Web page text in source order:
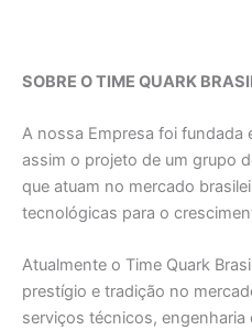
SOBRE O TIME QUARK
A nossa Empresa foi fundada
assim o projeto de um grupo
que atuam no mercado
tecnológicas para o
Atualmente o Time Quark
prestígio e tradição no
serviços técnicos, engenharia